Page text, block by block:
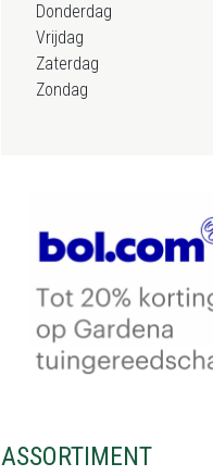
Donderdag
Vrijdag
Zaterdag
Zondag
ASSORTIMENT